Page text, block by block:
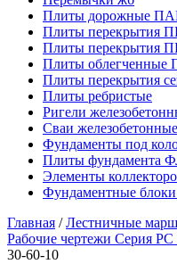
Плиты дорожные
Плиты перекрытия
Плиты перекрытия
Плиты облегченные
Плиты перекрытия
Плиты ребристые
Ригели
Сваи железобетонные
Фундаменты под
Плиты фундамента
Элементы
Фундаментные
Главная /Лестничные
Рабочие чертежи Серия
30-60-10